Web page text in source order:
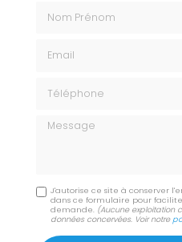
Message
J'autorise ce site à conserver
dans ce formulaire pour
demande. (Aucune exploitation
données concervées. Voir notre